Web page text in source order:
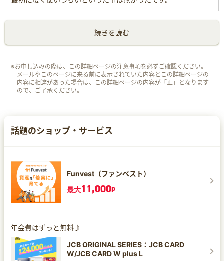
続きを読む
※お申し込みの際は、この詳細ページの注意事項を必ずご確認ください。
メールやこのページに来る前に表示されていた内容とこの詳細ページの
内容に相違があった場合は、この詳細ページの内容が「正」となります
ので、ご了承ください。
話題のショップ・サービス
Funvest（ファンベスト）
最大11,000P
年会費はずっと無料♪
JCB ORIGINAL SERIES：JCB CARD
W/JCB CARD W plus L